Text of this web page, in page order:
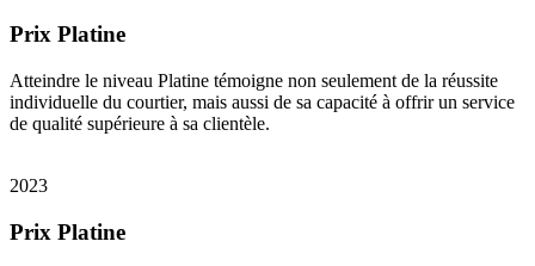
Prix Platine
Atteindre le niveau Platine témoigne non seulement de la réussite
individuelle du courtier, mais aussi de sa capacité à offrir un service
de qualité supérieure à sa clientèle.
2023
Prix Platine